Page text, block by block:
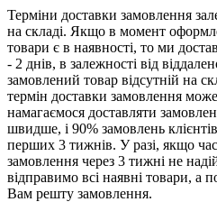
Терміни доставки замовлення
на складі. Якщо в момент
товари є в наявності, то ми
- 2 днів, в залежності від
замовлений товар відсутній на
термін доставки замовлення
намагаємося доставляти
швидше, і 90% замовлень
перших 3 тижнів. У разі, якщо
замовлення через 3 тижні не
відправимо всі наявні товари, а
Вам решту замовлення.